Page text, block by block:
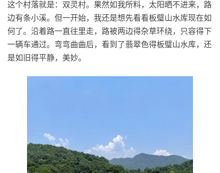
这个村落就是：双灵村。果然如我所料，太阳晒不进来，路
边有条小溪。但一开始，我还是想先看看板璧山水库现在如
何了。沿着路一直往里走，路被两边得杂草环绕，只容得下
一辆车通过。弯弯曲曲后，看到了翡翠色得板璧山水库，还
是如旧得平静，美妙。